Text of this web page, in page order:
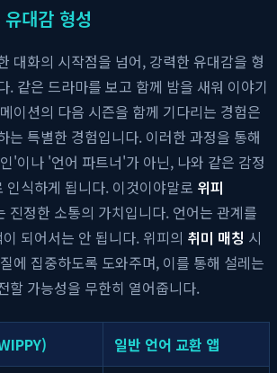
대감 형성
대화의 시작점을 넘어, 강력한 유대감을 형
. 같은 드라마를 보고 함께 밤을 새워 이야기
이션의 다음 시즌을 함께 기다리는 경험은
는 특별한 경험입니다. 이러한 과정을 통해
'이나 '언어 파트너'가 아닌, 나와 같은 감정
식하게 됩니다. 이것이야말로 위피
진정한 소통의 가치입니다. 언어는 관계를
되어서는 안 됩니다. 위피의 취미 매칭 시
에 집중하도록 도와주며, 이를 통해 설레는
할 가능성을 무한히 열어줍니다.
일반 언어 교환 앱